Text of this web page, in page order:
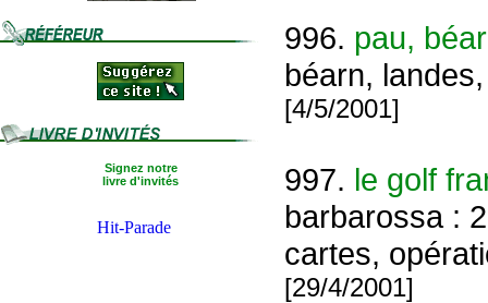
Signez notre
livre d'invités
996. pau,
béarn,
[4/5/2001]
997. le golf
barbarossa :
cartes,
[29/4/2001]